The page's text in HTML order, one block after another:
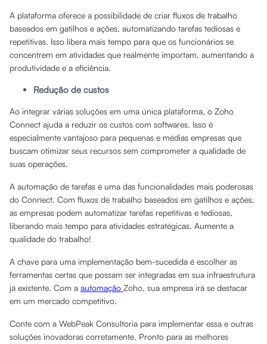
A plataforma oferece a possibilidade de criar fluxos de trabalho
baseados em gatilhos e ações, automatizando tarefas tediosas e
repetitivas. Isso libera mais tempo para que os funcionários se
concentrem em atividades que realmente importam, aumentando a
produtividade e a eficiência.
Redução de custos
Ao integrar várias soluções em uma única plataforma, o Zoho
Connect ajuda a reduzir os custos com softwares. Isso é
especialmente vantajoso para pequenas e médias empresas que
buscam otimizar seus recursos sem comprometer a qualidade de
suas operações.
A automação de tarefas é uma das funcionalidades mais poderosas
do Connect. Com fluxos de trabalho baseados em gatilhos e ações,
as empresas podem automatizar tarefas repetitivas e tediosas,
liberando mais tempo para atividades estratégicas. Aumente a
qualidade do trabalho!
A chave para uma implementação bem-sucedida é escolher as
ferramentas certas que possam ser integradas em sua infraestrutura
já existente. Com a automação Zoho, sua empresa irá se destacar
em um mercado competitivo.
Conte com a WebPeak Consultoria para implementar essa e outras
soluções inovadoras corretamente. Pronto para as melhores